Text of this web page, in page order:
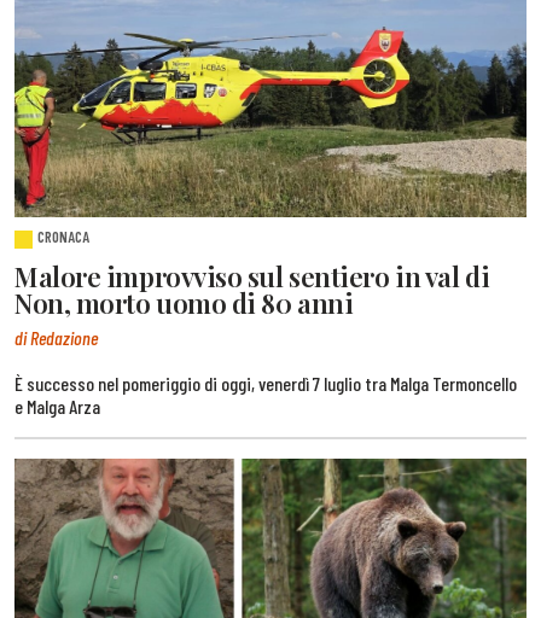
CRONACA
Malore improvviso sul sentiero in val di
Non, morto uomo di 80 anni
di Redazione
È successo nel pomeriggio di oggi, venerdì 7 luglio tra Malga Termoncello
e Malga Arza